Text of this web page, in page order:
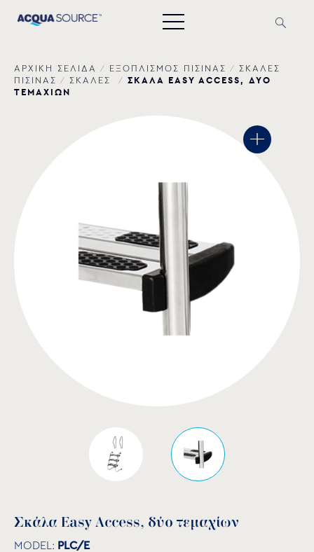
ΑΡΧΙΚΗ ΣΕΛΙΔΑ / ΕΞΟΠΛΙΣΜΟΣ ΠΙΣΙΝΑΣ / ΣΚΑΛΕΣ
ΠΙΣΙΝΑΣ / ΣΚΑΛΕΣ / ΣΚΑΛΑ EASY ACCESS, ΔΥΟ
ΤΕΜΑΧΙΩΝ
Σκάλα Easy Access, δύο τεμαχίων
MODEL: PLC/E